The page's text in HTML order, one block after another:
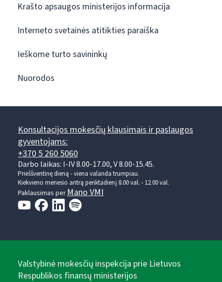
Krašto apsaugos ministerijos informacija
Interneto svetainės atitikties paraiška
Ieškome turto savininkų
Nuorodos
Konsultacijos mokesčių klausimais ir paslaugos
gyventojams:
+370 5 260 5060
Darbo laikas: I-IV 8.00-17.00, V 8.00-15.45.
Prieššventinę dieną - viena valanda trumpiau.
Kiekvieno mėnesio antrą penktadienį 8.00 val. - 12.00 val.
Paklausimas perMano VMI
Valstybinė mokesčių inspekcija prie Lietuvos
Respublikos finansų ministerijos